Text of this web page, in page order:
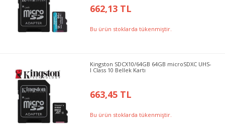
662,13 TL
Bu ürün stoklarda tükenmiştir.
Kingston SDCX10/64GB 64GB microSDXC UHS-
I Class 10 Bellek Kartı
663,45 TL
Bu ürün stoklarda tükenmiştir.